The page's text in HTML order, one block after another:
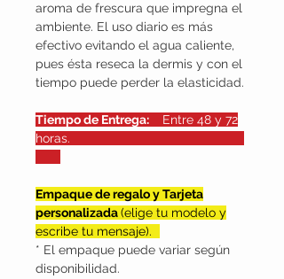
aroma de frescura que impregna el
ambiente. El uso diario es más
efectivo evitando el agua caliente,
pues ésta reseca la dermis y con el
tiempo puede perder la elasticidad.
Tiempo de Entrega:
Entre 48 y 72
horas.
Empaque de regalo y Tarjeta
personalizada(elige tu modelo y
escribe tu mensaje).
* El empaque puede variar según
disponibilidad.